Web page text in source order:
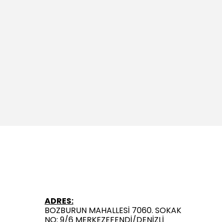
ADRES:
BOZBURUN MAHALLESİ 7060. SOKAK